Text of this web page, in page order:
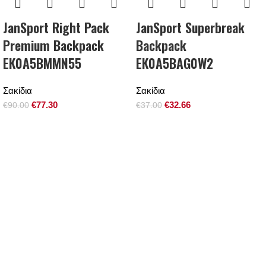
JanSport Right Pack
Premium Backpack
EK0A5BMMN55
Σακίδια
€90.00 €77.30
JanSport Superbreak
Backpack
EK0A5BAG0W2
Σακίδια
€37.00 €32.66